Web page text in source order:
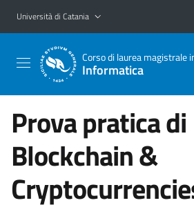
Vai al contenuto principale
Vai al menu di navigazione
Università di Catania
Corso di laurea magistrale
Informatica
Prova pratica di
Blockchain &